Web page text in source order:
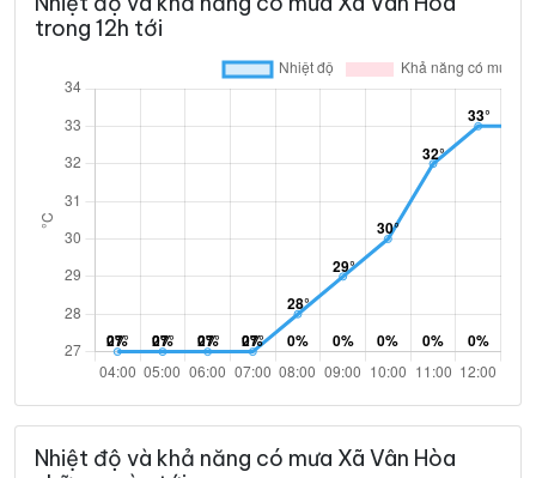
trong 12h tới
Nhiệt độ và khả năng có mưa Xã Vân Hòa